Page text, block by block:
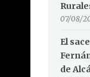
07/08/
El
de